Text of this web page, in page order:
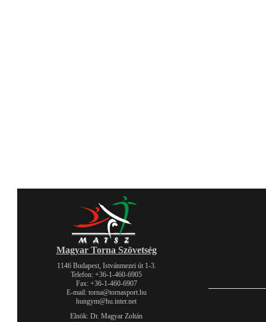
Magyar Torna Szövetség
1146 Budapest, Istvánmezei út 1-3.
Telefon: +36-1-460-6905
Fax: +36-1-460-6907
E-mail: torna@tornasport.hu
hungym@hu.inter.net
Elnök: Dr. Magyar Zoltán